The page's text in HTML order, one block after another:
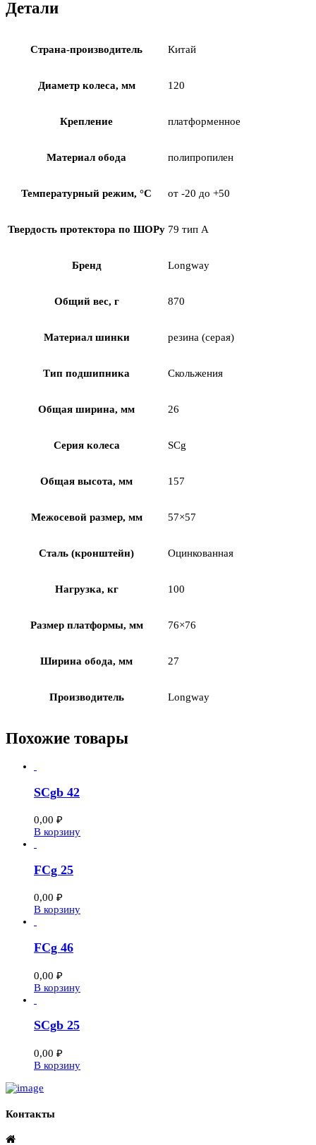
Детали
Страна-производитель Китай
Диаметр колеса, мм 120
Крепление платформенное
Материал обода полипропилен
Температурный режим, °С от -20 до +50
Твердость протектора по ШОРу 79 тип А
Бренд Longway
Общий вес, г 870
Материал шинки резина (серая)
Тип подшипника Скольжения
Общая ширина, мм 26
Серия колеса SCg
Общая высота, мм 157
Межосевой размер, мм 57×57
Сталь (кронштейн) Оцинкованная
Нагрузка, кг 100
Размер платформы, мм 76×76
Ширина обода, мм 27
Производитель Longway
Похожие товары
SCgb 42
0,00 ₽
В корзину
FCg 25
0,00 ₽
В корзину
FCg 46
0,00 ₽
В корзину
SCgb 25
0,00 ₽
В корзину
Контакты